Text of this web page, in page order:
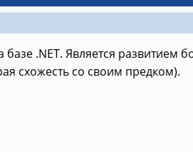
.NET. Является развитием
схожесть со своим предком).